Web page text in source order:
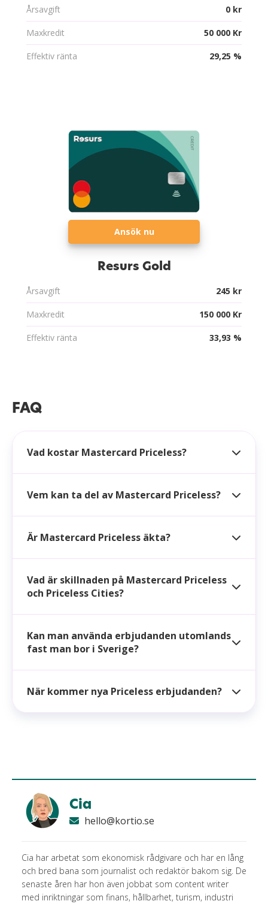
Årsavgift 0 kr
Maxkredit 50 000 Kr
Effektiv ränta 29,25 %
Ansök nu
Resurs Gold
Årsavgift 245 kr
Maxkredit 150 000 Kr
Effektiv ränta 33,93 %
FAQ
Vad kostar Mastercard Priceless?
Vem kan ta del av Mastercard Priceless?
Är Mastercard Priceless äkta?
Vad är skillnaden på Mastercard Priceless
och Priceless Cities?
Kan man använda erbjudanden utomlands
fast man bor i Sverige?
När kommer nya Priceless erbjudanden?
Cia
hello@kortio.se
Cia har arbetat som ekonomisk rådgivare och har en lång
och bred bana som journalist och redaktör bakom sig. De
senaste åren har hon även jobbat som content writer
med inriktningar som finans, hållbarhet, turism, industri